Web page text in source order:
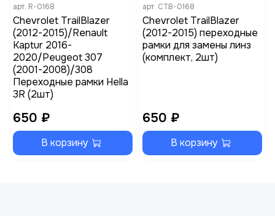
арт. R-0168
Chevrolet TrailBlazer
(2012-2015)/Renault
Kaptur 2016-
2020/Peugeot 307
(2001-2008)/308
Переходные рамки Hella
3R (2шт)
650 ₽
В корзину
арт. CTB-0168
Chevrolet TrailBlazer
(2012-2015) переходные
рамки для замены линз
(комплект, 2шт)
650 ₽
В корзину